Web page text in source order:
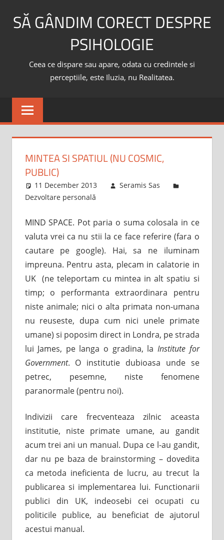
SĂ GÂNDIM CORECT DESPRE
PSIHOLOGIE
Ceea ce dispare sau apare, odata cu credintele si
perceptiile, este Iluzia, nu Realitatea.
MINTEA SI SPATIUL (NU COSMIC,
PUBLIC)
11 December 2013
Seramis Sas
Dezvoltare personală
MIND SPACE. Pot paria o suma colosala in ce
valuta vrei ca nu stii la ce face referire (fara o
cautare pe google). Hai, sa ne iluminam
impreuna. Pentru asta, plecam in calatorie in
UK (ne teleportam cu mintea in alt spatiu si
timp; o performanta extraordinara pentru
niste animale; nici o alta primata non-umana
nu reuseste, dupa cum nici unele primate
umane) si poposim direct in Londra, pe strada
lui James, pe langa o gradina, la Institute for
Government. O institutie dubioasa unde se
petrec, pesemne, niste fenomene
paranormale (pentru noi).
Indivizii care frecventeaza zilnic aceasta
institutie, niste primate umane, au gandit
acum trei ani un manual. Dupa ce l-au gandit,
dar nu pe baza de brainstorming – dovedita
ca metoda ineficienta de lucru, au trecut la
publicarea si implementarea lui. Functionarii
publici din UK, indeosebi cei ocupati cu
politicile publice, au beneficiat de ajutorul
acestui manual.